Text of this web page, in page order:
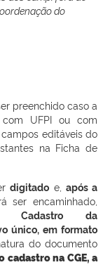
do
preenchido caso a
com UFPI ou com
campos editáveis do
na Ficha de
digitado e, após a
ser encaminhado,
da
único, em formato
do documento
cadastro na CGE, a